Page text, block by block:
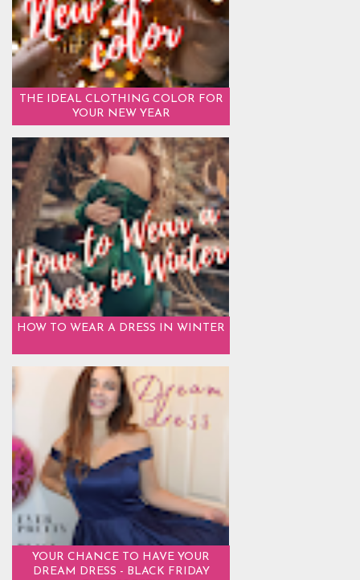
THE IDEAL CLOTHING COLOR FOR
YOUR NEW YEAR
HOW TO WEAR A DRESS IN WINTER
YOUR CHANCE TO HAVE YOUR
DREAM DRESS - BLACK FRIDAY